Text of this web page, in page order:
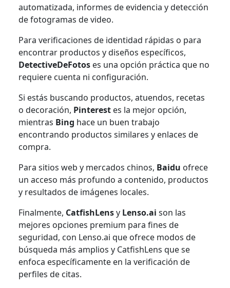
automatizada, informes de evidencia y detección
de fotogramas de video.
Para verificaciones de identidad rápidas o para
encontrar productos y diseños específicos,
DetectiveDeFotos es una opción práctica que no
requiere cuenta ni configuración.
Si estás buscando productos, atuendos, recetas
o decoración, Pinterest es la mejor opción,
mientras Bing hace un buen trabajo
encontrando productos similares y enlaces de
compra.
Para sitios web y mercados chinos, Baidu ofrece
un acceso más profundo a contenido, productos
y resultados de imágenes locales.
Finalmente, CatfishLensy Lenso.ai son las
mejores opciones premium para fines de
seguridad, con Lenso.ai que ofrece modos de
búsqueda más amplios y CatfishLens que se
enfoca específicamente en la verificación de
perfiles de citas.